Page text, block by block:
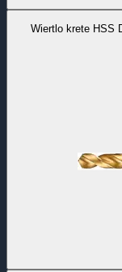
Wiertlo krete HSS